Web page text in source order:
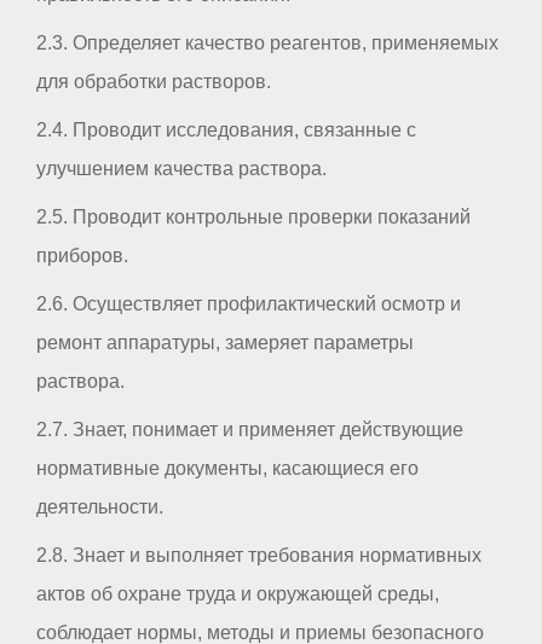
2.3. Определяет качество реагентов, применяемых
для обработки растворов.
2.4. Проводит исследования, связанные с
улучшением качества раствора.
2.5. Проводит контрольные проверки показаний
приборов.
2.6. Осуществляет профилактический осмотр и
ремонт аппаратуры, замеряет параметры
раствора.
2.7. Знает, понимает и применяет действующие
нормативные документы, касающиеся его
деятельности.
2.8. Знает и выполняет требования нормативных
актов об охране труда и окружающей среды,
соблюдает нормы, методы и приемы безопасного